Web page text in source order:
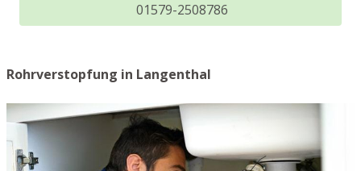
01579-2508786
Rohrverstopfung in Langenthal